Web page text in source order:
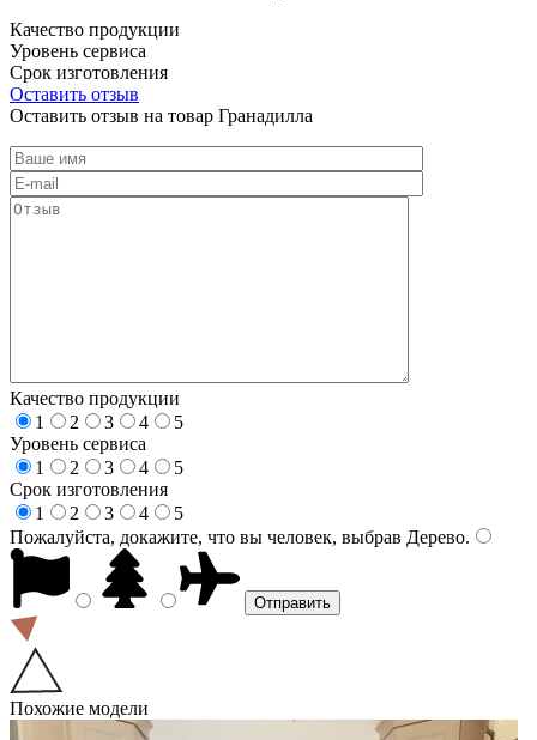
Качество продукции
Уровень сервиса
Срок изготовления
Оставить отзыв
Оставить отзыв на товар Гранадилла
Качество продукции
1
2 3 4
5
Уровень сервиса
1
2 3 4
5
Срок изготовления
1
2 3 4
5
Пожалуйста, докажите, что вы человек, выбрав Дерево.
Похожие модели